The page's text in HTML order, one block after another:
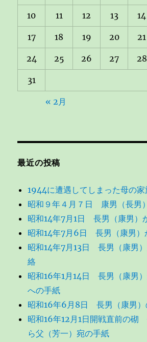
10 11 12 13 14
17 18 19 20 21
24 25 26 27 28
31
« 2月
最近の投稿
1944に遭遇してしまった母の家
昭和９年４月７日 康男（長男
昭和14年7月1日 長男（康男）
昭和14年7月6日 長男（康男）
昭和14年7月13日 長男（康男
絡
昭和16年1月14日 長男（康男）
への手紙
昭和16年6月8日 長男（康男）
昭和16年12月1日開戦直前の砌
ら父（芳一）宛の手紙